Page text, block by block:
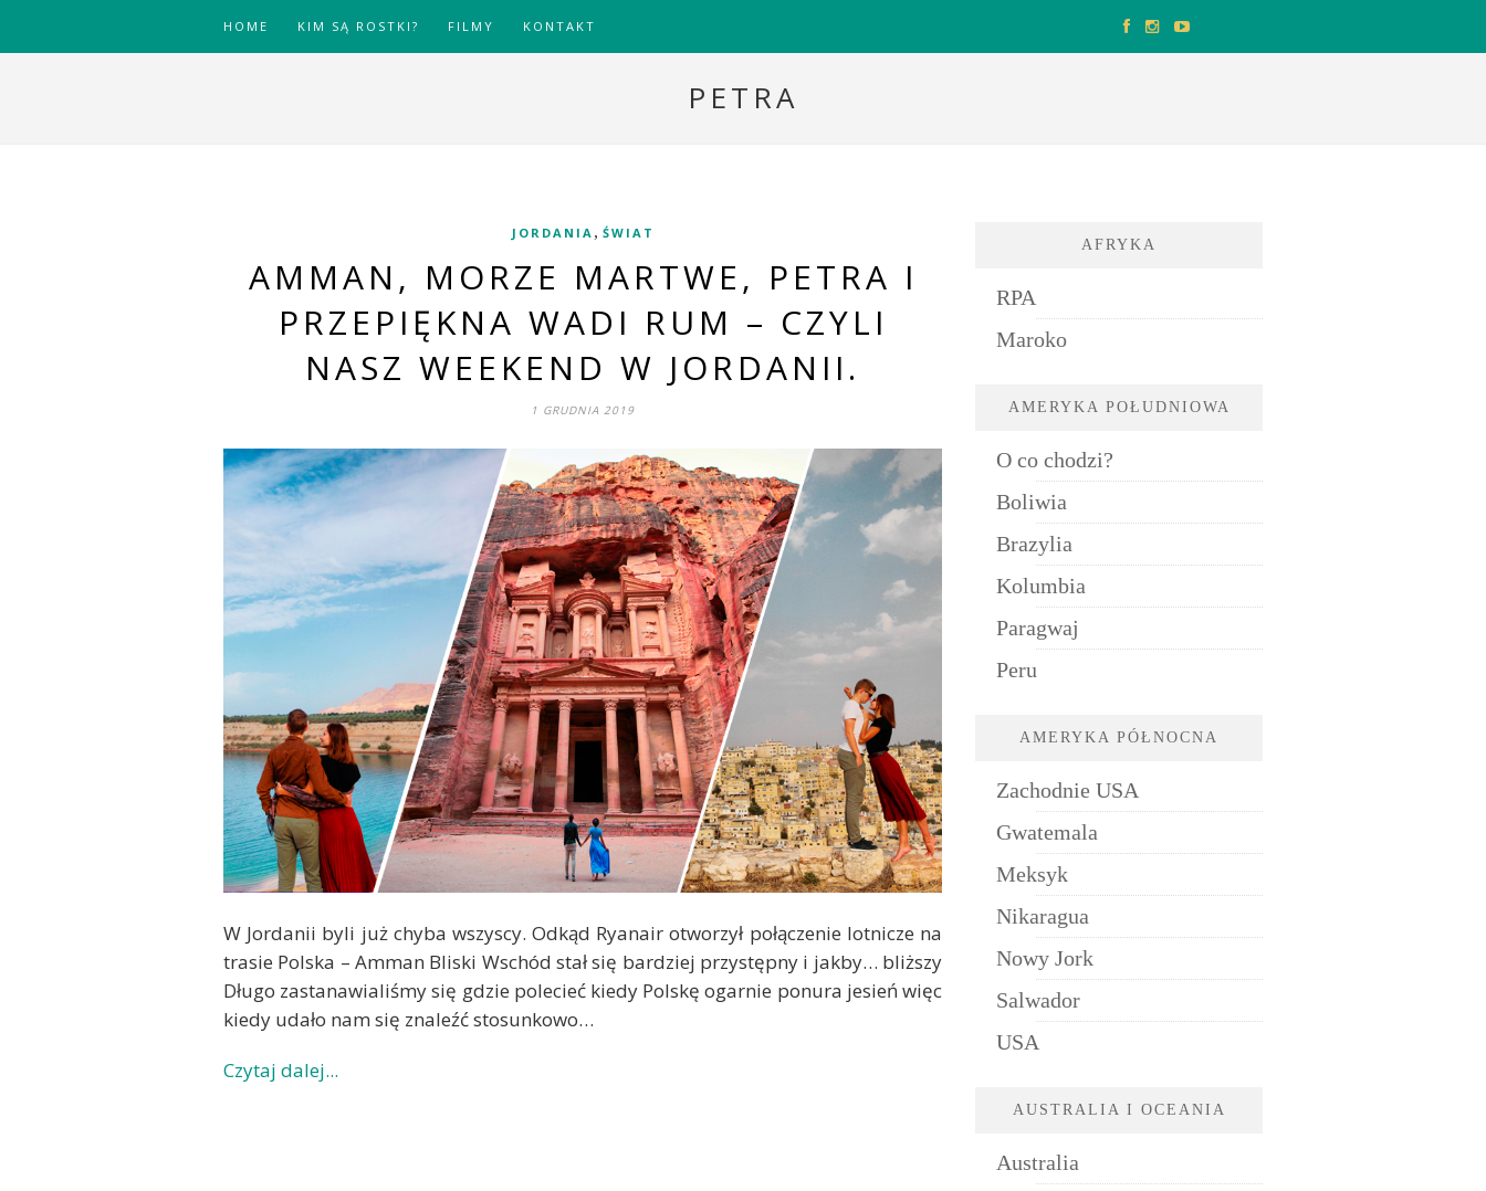
HOME KIM SĄ ROSTKI? FILMY KONTAKT
PETRA
JORDANIA , ŚWIAT
AMMAN, MORZE MARTWE, PETRA I
PRZEPIĘKNA WADI RUM – CZYLI
NASZ WEEKEND W JORDANII.
1 GRUDNIA 2019
W Jordanii byli już chyba wszyscy. Odkąd Ryanair otworzył połączenie lotnicze na
trasie Polska – Amman Bliski Wschód stał się bardziej przystępny i jakby… bliższy
Długo zastanawialiśmy się gdzie polecieć kiedy Polskę ogarnie ponura jesień więc
kiedy udało nam się znaleźć stosunkowo…
Czytaj dalej...
AFRYKA
RPA
Maroko
AMERYKA POŁUDNIOWA
O co chodzi?
Boliwia
Brazylia
Kolumbia
Paragwaj
Peru
AMERYKA PÓŁNOCNA
Zachodnie USA
Gwatemala
Meksyk
Nikaragua
Nowy Jork
Salwador
USA
AUSTRALIA I OCEANIA
Australia